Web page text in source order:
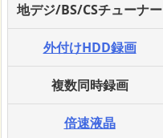
地デジ/BS/CSチューナー
外付けHDD録画
複数同時録画
倍速液晶